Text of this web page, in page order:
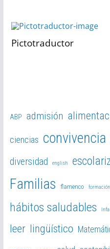
Pictotraductor
ABP admisión
ciencias convivencia
diversidad english
Familias flamenco formación
hábitos saludables
leer lingüístico